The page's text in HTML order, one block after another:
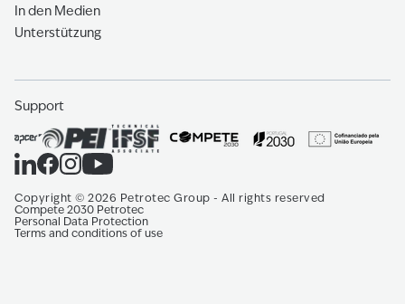
In den Medien
Unterstützung
Support
Copyright © 2026 Petrotec Group - All rights reserved
Compete 2030 Petrotec
Personal Data Protection
Terms and conditions of use